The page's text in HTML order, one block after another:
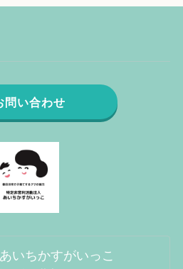
問い合わせ
いちかすがいっこ